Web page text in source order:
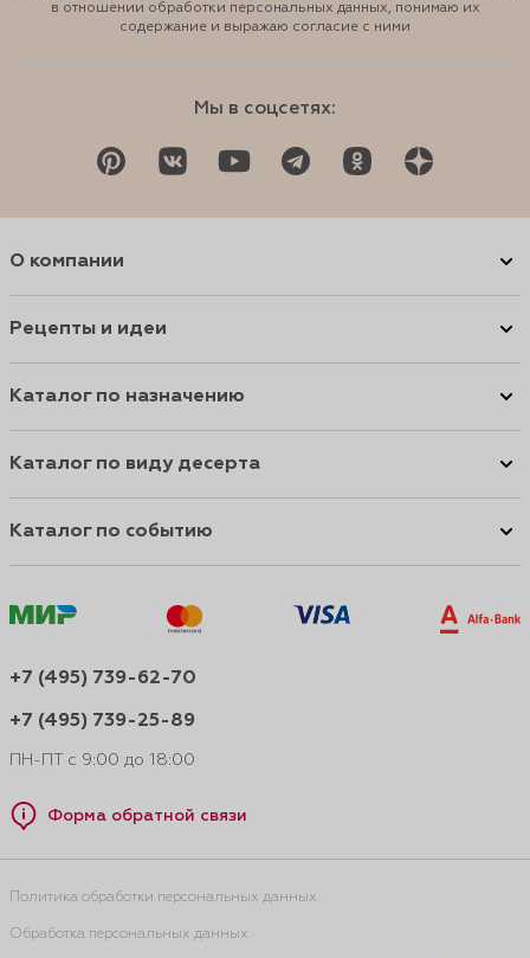
в отношении обработки персональных данных, понимаю их
содержание и выражаю согласие с ними
Мы в соцсетях:
О компании
Рецепты и идеи
Каталог по назначению
Каталог по виду десерта
Каталог по событию
+7 (495) 739-62-70
+7 (495) 739-25-89
ПН-ПТ с 9:00 до 18:00
Форма обратной связи
Политика обработки персональных данных
Обработка персональных данных